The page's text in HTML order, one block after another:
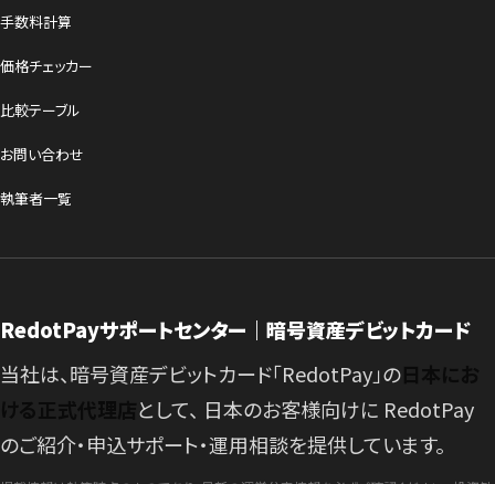
手数料計算
価格チェッカー
比較テーブル
お問い合わせ
執筆者一覧
RedotPayサポートセンター｜暗号資産デビットカード
当社は、暗号資産デビットカード「RedotPay」の
として、 日本のお客様向けに RedotPay
のご紹介・申込サポート・運用相談を提供しています。